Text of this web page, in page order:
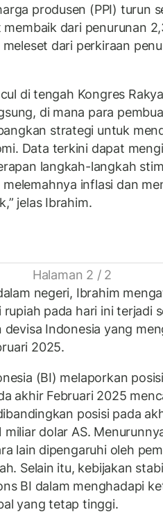
produsen (PPI) turun
dari penurunan
dari perkiraan
di tengah Kongres
di mana para
strategi untuk
Data terkini dapat
langkah-langkah
inflasi dan
jelas Ibrahim.
Halaman 2 / 2
negeri, Ibrahim
pada hari ini terjadi
devisa Indonesia yang
2025.
(BI) melaporkan
akhir Februari 2025
posisi pada
miliar dolar AS.
lain dipengaruhi oleh
Selain itu, kebijakan
BI dalam menghadapi
yang tetap tinggi.